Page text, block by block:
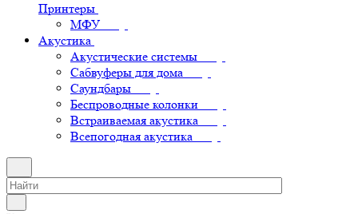
Принтеры
МФУ
Акустика
Акустические системы
Сабвуферы для дома
Саундбары
Беспроводные колонки
Встраиваемая акустика
Всепогодная акустика